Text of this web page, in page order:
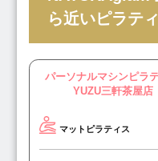
ら近いピラテ
パーソナルマシンピラ
YUZU三軒茶屋店
マットピラティス